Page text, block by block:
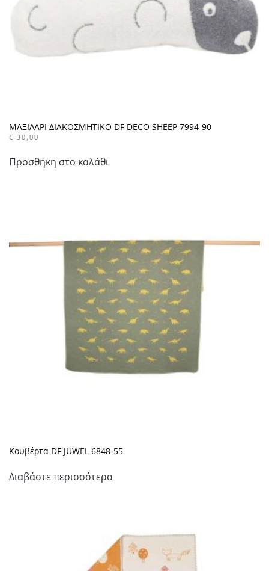
ΜΑΞΙΛΑΡΙ ΔΙΑΚΟΣΜΗΤΙΚΟ DF DECO SHEEP 7994-90
€ 30,00
Προσθήκη στο καλάθι
Κουβέρτα DF JUWEL 6848-55
Διαβάστε περισσότερα